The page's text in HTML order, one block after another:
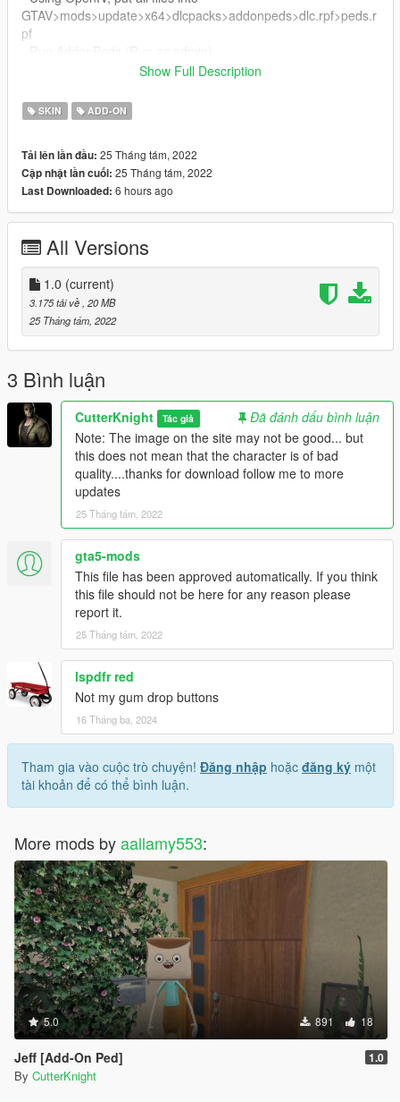
GTAV>mods>update>x64>dlcpacks>addonpeds>dlc.rpf>peds.r
pf
- Click "New Ped" input the name "Ginger_Bread"
- press REBUILD.
- Done!
Show Full Description
SKIN ADD-ON
Tải lên lần đầu: 25 Tháng tám, 2022
Cập nhật lần cuối: 25 Tháng tám, 2022
Last Downloaded: 6 hours ago
All Versions
1.0 (current)
3.175 tải về , 20 MB
25 Tháng tám, 2022
3 Bình luận
CutterKnight Tác giả
Đã đánh dấu bình luận
Note: The image on the site may not be good... but
this does not mean that the character is of bad
quality....thanks for download follow me to more
updates
25 Tháng tám, 2022
gta5-mods
This file has been approved automatically. If you think
this file should not be here for any reason please
report it.
25 Tháng tám, 2022
lspdfr red
Not my gum drop buttons
16 Tháng ba, 2024
Tham gia vào cuộc trò chuyện! Đăng nhập hoặc đăng ký một
tài khoản để có thể bình luận.
More mods byaallamy553:
5.0 891 18
Jeff [Add-On Ped] 1.0
By CutterKnight